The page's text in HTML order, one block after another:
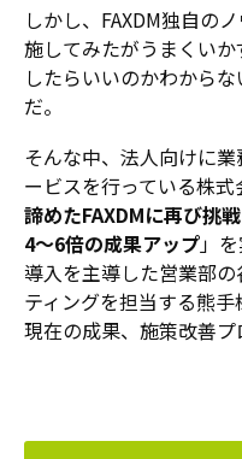
しかし、FAXDM独自の
施してみたがうまくい
したらいいのかわから
だ。
そんな中、法人向けに
ービスを行っている株
諦めたFAXDMに再び挑戦
4～6倍の成果アップ」
導入を主導した営業部
ティングを担当する熊
現在の成果、施策改善プ